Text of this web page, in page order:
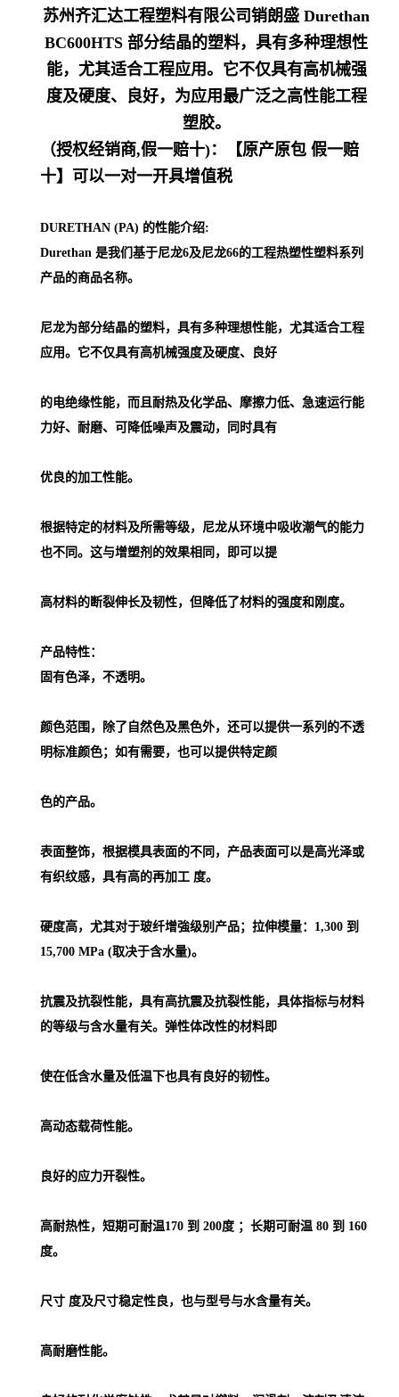
苏州齐汇达工程塑料有限公司销朗盛 Durethan
BC600HTS 部分结晶的塑料，具有多种理想性
能，尤其适合工程应用。它不仅具有高机械强
度及硬度、良好，为应用最广泛之高性能工程
塑胶。
（授权经销商,假一赔十)：【原产原包 假一赔
十】可以一对一开具增值税
DURETHAN (PA) 的性能介绍:
Durethan 是我们基于尼龙6及尼龙66的工程热塑性塑料系列
产品的商品名称。
尼龙为部分结晶的塑料，具有多种理想性能，尤其适合工程
应用。它不仅具有高机械强度及硬度、良好
的电绝缘性能，而且耐热及化学品、摩擦力低、急速运行能
力好、耐磨、可降低噪声及震动，同时具有
优良的加工性能。
根据特定的材料及所需等级，尼龙从环境中吸收潮气的能力
也不同。这与增塑剂的效果相同，即可以提
高材料的断裂伸长及韧性，但降低了材料的强度和刚度。
产品特性：
固有色泽，不透明。
颜色范围，除了自然色及黑色外，还可以提供一系列的不透
明标准颜色；如有需要，也可以提供特定颜
色的产品。
表面整饰，根据模具表面的不同，产品表面可以是高光泽或
有织纹感，具有高的再加工 度。
硬度高，尤其对于玻纤增強级别产品；拉伸模量：1,300 到
15,700 MPa (取决于含水量)。
抗震及抗裂性能，具有高抗震及抗裂性能，具体指标与材料
的等级与含水量有关。弹性体改性的材料即
使在低含水量及低温下也具有良好的韧性。
高动态载荷性能。
良好的应力开裂性。
高耐热性，短期可耐温170 到 200度 ；长期可耐温 80 到 160
度。
尺寸 度及尺寸稳定性良，也与型号与水含量有关。
高耐磨性能。